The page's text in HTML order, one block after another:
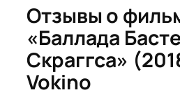
Отзывы о
«Баллада
Скраггса»
Vokino